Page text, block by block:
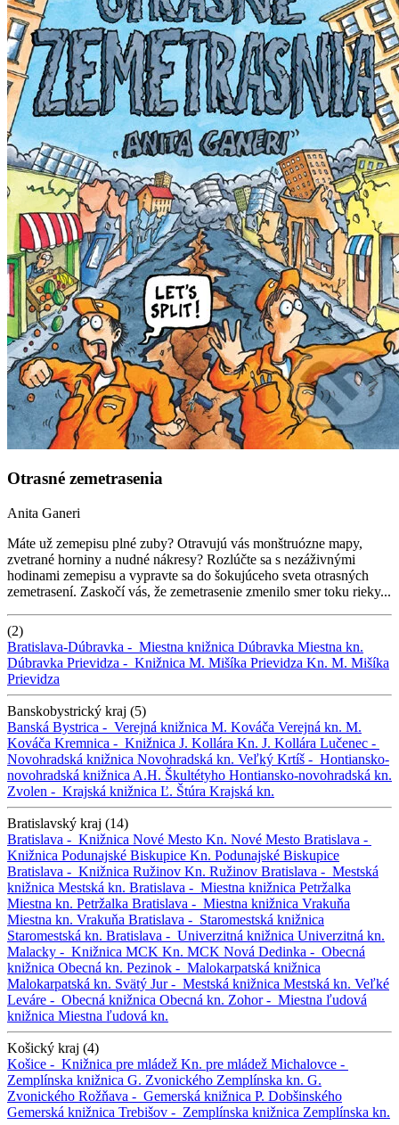
Otrasné zemetrasenia
Anita Ganeri
Máte už zemepisu plné zuby? Otravujú vás monštruózne mapy,
zvetrané horniny a nudné nákresy? Rozlúčte sa s nezáživnými
hodinami zemepisu a vypravte sa do šokujúceho sveta otrasných
zemetrasení. Zaskočí vás, že zemetrasenie zmenilo smer toku rieky...
(2)
Bratislava-Dúbravka - Miestna knižnica Dúbravka Miestna kn.
Dúbravka Prievidza - Knižnica M. Mišíka Prievidza Kn. M. Mišíka
Prievidza
Banskobystrický kraj (5)
Banská Bystrica - Verejná knižnica M. Kováča Verejná kn. M.
Kováča Kremnica - Knižnica J. Kollára Kn. J. Kollára Lučenec -
Novohradská knižnica Novohradská kn. Veľký Krtíš - Hontiansko-
novohradská knižnica A.H. Škultétyho Hontiansko-novohradská kn.
Zvolen - Krajská knižnica Ľ. Štúra Krajská kn.
Bratislavský kraj (14)
Bratislava - Knižnica Nové Mesto Kn. Nové Mesto Bratislava -
Knižnica Podunajské Biskupice Kn. Podunajské Biskupice
Bratislava - Knižnica Ružinov Kn. Ružinov Bratislava - Mestská
knižnica Mestská kn. Bratislava - Miestna knižnica Petržalka
Miestna kn. Petržalka Bratislava - Miestna knižnica Vrakuňa
Miestna kn. Vrakuňa Bratislava - Staromestská knižnica
Staromestská kn. Bratislava - Univerzitná knižnica Univerzitná kn.
Malacky - Knižnica MCK Kn. MCK Nová Dedinka - Obecná
knižnica Obecná kn. Pezinok - Malokarpatská knižnica
Malokarpatská kn. Svätý Jur - Mestská knižnica Mestská kn. Veľké
Leváre - Obecná knižnica Obecná kn. Zohor - Miestna ľudová
knižnica Miestna ľudová kn.
Košický kraj (4)
Košice - Knižnica pre mládež Kn. pre mládež Michalovce -
Zemplínska knižnica G. Zvonického Zemplínska kn. G.
Zvonického Rožňava - Gemerská knižnica P. Dobšinského
Gemerská knižnica Trebišov - Zemplínska knižnica Zemplínska kn.